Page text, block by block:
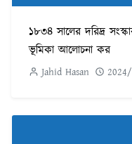
১৮৩৪ সালের দরিদ্র
ভূমিকা আলোচনা কর
Jahid Hasan